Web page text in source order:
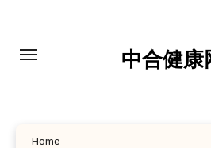
中合健康
Home